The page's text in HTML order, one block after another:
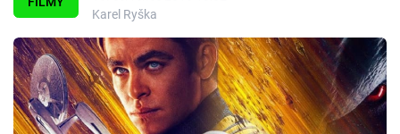
Témata
Filmy
Seriály
Karel Ryška